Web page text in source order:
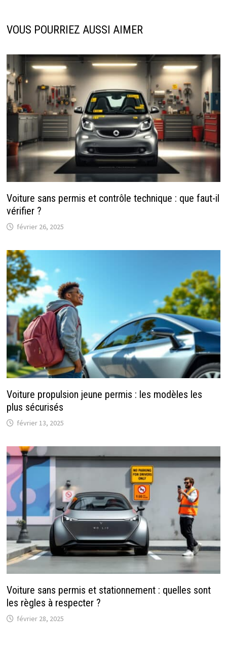
VOUS POURRIEZ AUSSI AIMER
Voiture sans permis et contrôle technique : que faut-il
vérifier ?
février 26, 2025
Voiture propulsion jeune permis : les modèles les
plus sécurisés
février 13, 2025
Voiture sans permis et stationnement : quelles sont
les règles à respecter ?
février 28, 2025